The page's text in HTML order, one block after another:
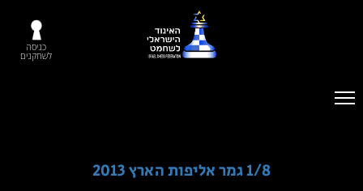
כניסה
לשחקנים
1/8 גמר אליפות הארץ 2013